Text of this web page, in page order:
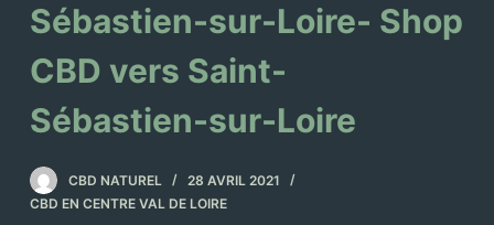
c
n
e
n
Sébastien-sur-Loire- Shop
CBD vers Saint-
Sébastien-sur-Loire
CBD NATUREL
28 AVRIL 2021
CBD EN CENTRE VAL DE LOIRE